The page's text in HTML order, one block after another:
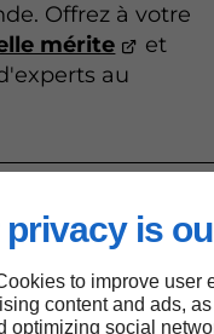
privacy is
to improve user
content and ads,
optimizing social
Offrez à votre
mérite
et
au